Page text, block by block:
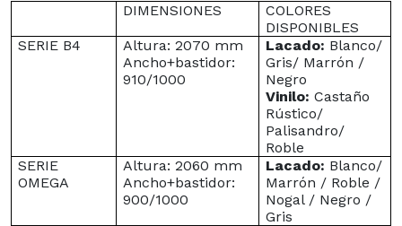
DIMENSIONES
COLORES
DISPONIBLES
SERIE B4
Altura: 2070 mm
Ancho+bastidor:
910/1000
Lacado: Blanco/
Gris/ Marrón /
Negro
Vinilo: Castaño
Rústico/
Palisandro/
Roble
SERIE
OMEGA
Altura: 2060 mm
Ancho+bastidor:
900/1000
Lacado: Blanco/
Marrón / Roble /
Nogal / Negro /
Gris